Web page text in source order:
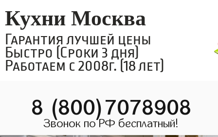
Кухни Москва
Гарантия лучшей цены
Быстро (Сроки 3 дня)
Работаем с 2008г. (18 лет)
8 (800)7078908
Звонок по РФ бесплатный!